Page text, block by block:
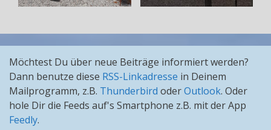
Möchtest Du über neue Beiträge informiert werden?
Dann benutze diese RSS-Linkadresse in Deinem
Mailprogramm, z.B. Thunderbird oderOutlook. Oder
hole Dir die Feeds auf's Smartphone z.B. mit der App
Feedly.